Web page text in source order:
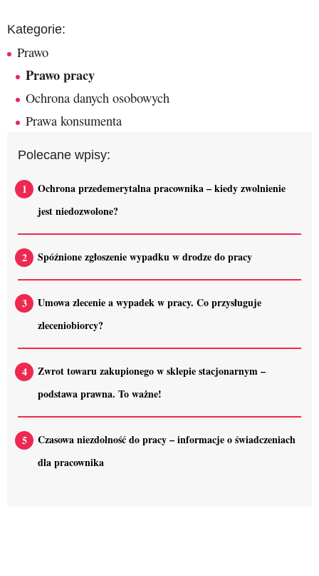
Kategorie:
Prawo
Prawo pracy
Ochrona danych osobowych
Prawa konsumenta
Polecane wpisy:
Ochrona przedemerytalna pracownika – kiedy zwolnienie
jest niedozwolone?
Spóźnione zgłoszenie wypadku w drodze do pracy
Umowa zlecenie a wypadek w pracy. Co przysługuje
zleceniobiorcy?
Zwrot towaru zakupionego w sklepie stacjonarnym –
podstawa prawna. To ważne!
Czasowa niezdolność do pracy – informacje o świadczeniach
dla pracownika